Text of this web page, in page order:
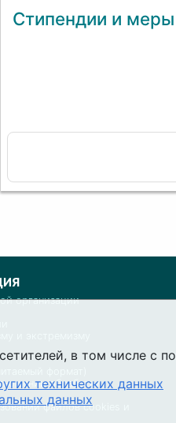
Стипендии и
организации
и экстремизму
обработки
файлов cookies и
в том числе с
технических данных
данных